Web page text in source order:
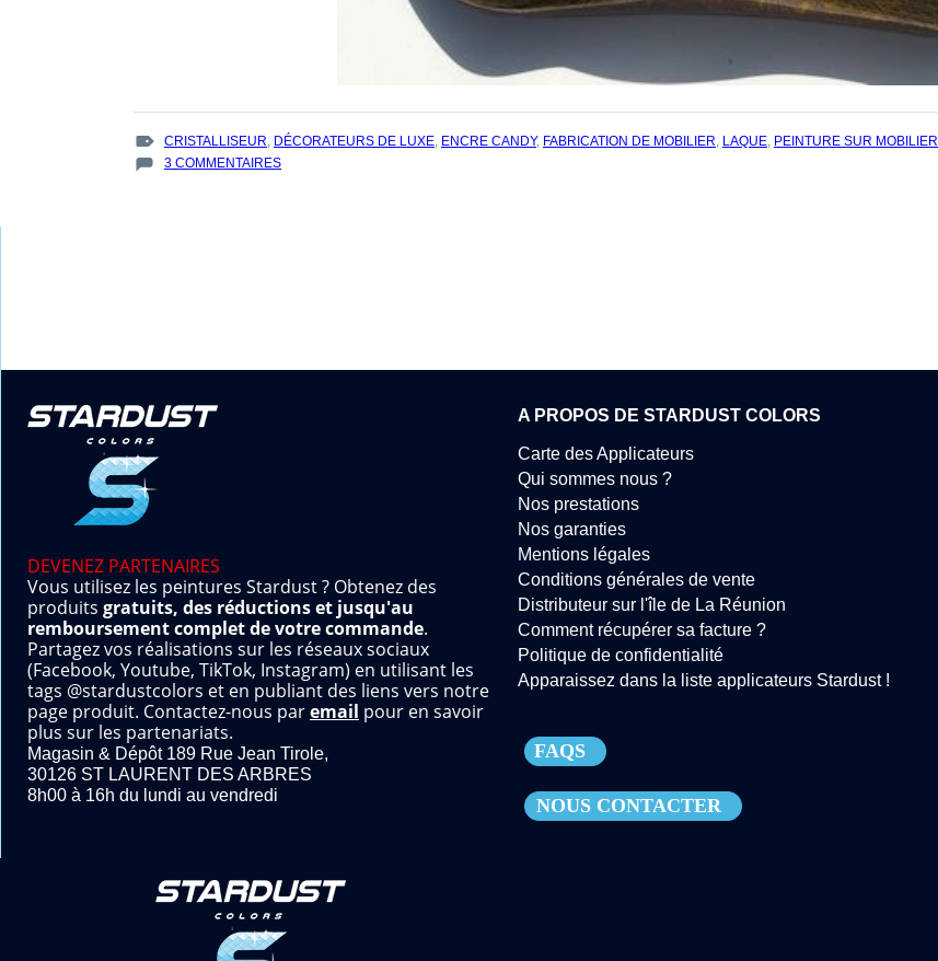
TAGS
:
CRISTALLISEUR DÉCORATEURS DE LUXE ENCRE CANDY, FABRICATION DE MOBILIER LAQUE PEINTURE SUR MOBILIER
3 COMMENTAIRESSUR
DEVENEZ PARTENAIRES
Vous utilisez les peintures Stardust ? Obtenez des
produits gratuits, des réductions et jusqu'au
remboursement complet de votre commande.
Partagez vos réalisations sur les réseaux sociaux
(Facebook, Youtube, TikTok, Instagram) en utilisant les
tags @stardustcolors et en publiant des liens vers notre
page produit. Contactez-nous paremail pour en savoir
plus sur les partenariats.
Magasin & Dépôt 189 Rue Jean Tirole,
30126 ST LAURENT DES ARBRES
8h00 à 16h du lundi au vendredi
A PROPOS DE STARDUST COLORS
Carte des Applicateurs
Qui sommes nous ?
Nos prestations
Nos garanties
Mentions légales
Conditions générales de vente
Distributeur sur l'île de La Réunion
Comment récupérer sa facture ?
Politique de confidentialité
Apparaissez dans la liste applicateurs Stardust !
FAQS
NOUS CONTACTER